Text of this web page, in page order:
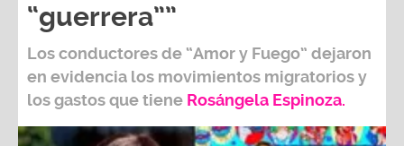
“guerrera””
Los conductores de “Amor y Fuego” dejaron
en evidencia los movimientos migratorios y
los gastos que tiene Rosángela Espinoza.